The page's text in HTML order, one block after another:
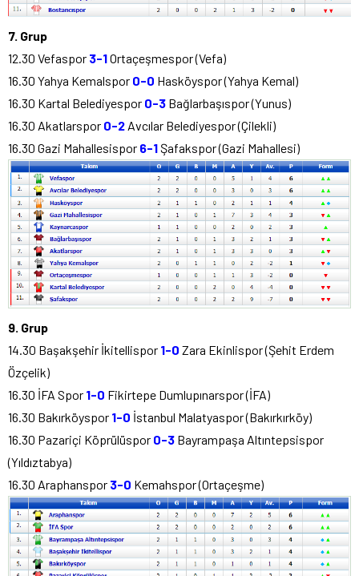
7. Grup
12.30 Vefaspor 3-1Ortaçeşmespor (Vefa)
16.30 Yahya Kemalspor 0-0 Hasköyspor (Yahya Kemal)
16.30 Kartal Belediyespor 0-3 Bağlarbaşıspor (Yunus)
16.30 Akatlarspor 0-2 Avcılar Belediyespor (Çilekli)
16.30 Gazi Mahallesispor 6-1Şafakspor (Gazi Mahallesi)
9. Grup
14.30 Başakşehir İkitellispor 1-0 Zara Ekinlispor (Şehit Erdem
Özçelik)
16.30 İFA Spor 1-0 Fikirtepe Dumlupınarspor (İFA)
16.30 Bakırköyspor 1-0 İstanbul Malatyaspor (Bakırkırköy)
16.30 Pazariçi Köprülüspor 0-3 Bayrampaşa Altıntepsispor
(Yıldıztabya)
16.30 Araphanspor 3-0 Kemahspor (Ortaçeşme)